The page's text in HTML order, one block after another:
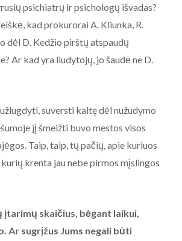
psichiatrų ir psichologų išvadas?
kad prokurorai A. Kliunka, R.
dėl D. Kedžio pirštų atspaudų
Ar kad yra liudytojų, jo šaudė ne D.
suversti kaltę dėl nužudymo
jį šmeižti buvo mestos visos
Taip, taip, tų pačių, apie kuriuos
krenta jau nebe pirmos mįslingos
įtarimų skaičius, bėgant laikui,
Ar sugrįžus Jums negali būti